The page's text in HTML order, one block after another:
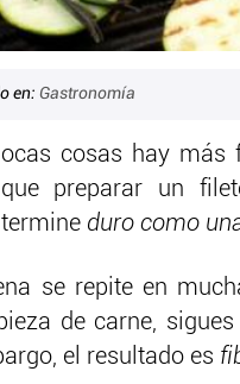
en: Gastronomía
ocas cosas hay más
que preparar un
termine duro como
se repite en
de carne,
el resultado es